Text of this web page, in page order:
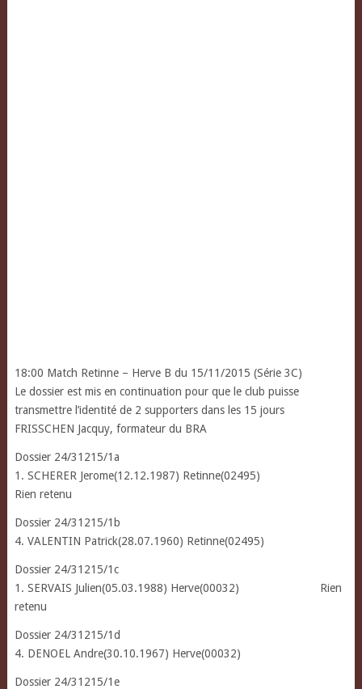
18:00 Match Retinne – Herve B du 15/11/2015 (Série 3C)
Le dossier est mis en continuation pour que le club puisse
transmettre l’identité de 2 supporters dans les 15 jours
FRISSCHEN Jacquy, formateur du BRA
Dossier 24/31215/1a
1. SCHERER Jerome(12.12.1987) Retinne(02495)
Rien retenu
Dossier 24/31215/1b
4. VALENTIN Patrick(28.07.1960) Retinne(02495)
Dossier 24/31215/1c
1. SERVAIS Julien(05.03.1988) Herve(00032) Rien
retenu
Dossier 24/31215/1d
4. DENOEL Andre(30.10.1967) Herve(00032)
Dossier 24/31215/1e